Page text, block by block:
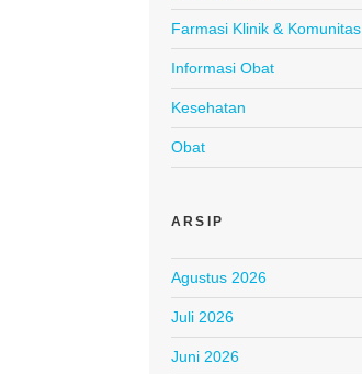
Farmasi Klinik & Komunitas
Informasi Obat
Kesehatan
Obat
ARSIP
Agustus 2026
Juli 2026
Juni 2026